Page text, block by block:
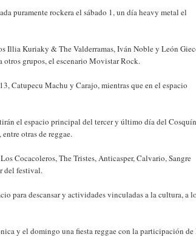
puramente rockera el sábado 1, un día heavy metal el
Illia Kuriaky & The Valderramas, Iván Noble y León
grupos, el escenario Movistar Rock.
Catupecu Machu y Carajo, mientras que en el espacio
el espacio principal del tercer y último día del
otras de reggae.
Cocacoleros, The Tristes, Anticasper, Calvario, Sangre
del festival.
para descansar y actividades vinculadas a la cultura, a
y el domingo una fiesta reggae con la participación